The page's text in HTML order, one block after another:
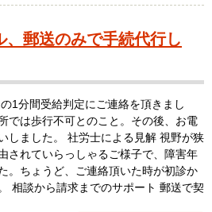
、郵送のみで手続代行し
1分間受給判定にご連絡を頂きまし
では歩行不可とのこと。その後、お電
しました。 社労士による見解 視野が狭
されていらっしゃるご様子で、障害年
。ちょうど、ご連絡頂いた時が初診か
相談から請求までのサポート 郵送で契